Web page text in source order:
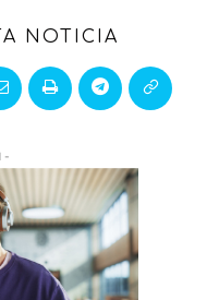
NOTICIA
-